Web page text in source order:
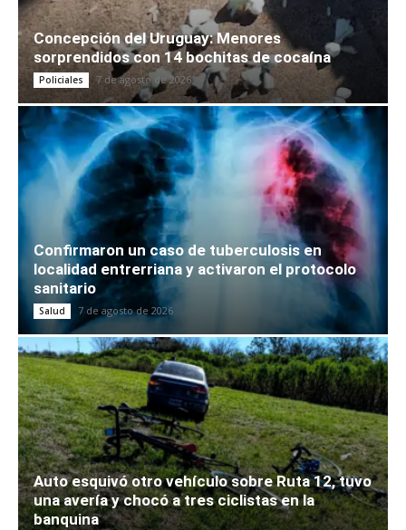
Concepción del Uruguay: Menores
sorprendidos con 14 bochitas de cocaína
Policiales 7 de agosto de 2026
Confirmaron un caso de tuberculosis en
localidad entrerriana y activaron el protocolo
sanitario
Salud 7 de agosto de 2026
Auto esquivó otro vehículo sobre Ruta 12, tuvo
una avería y chocó a tres ciclistas en la
banquina